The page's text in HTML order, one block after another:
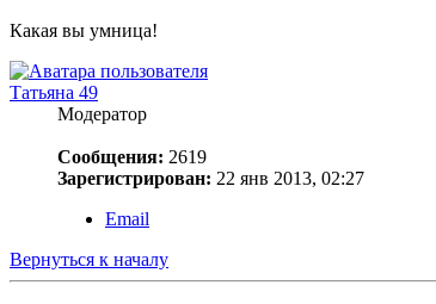
Какая вы умница!
Татьяна 49
Модератор
Сообщения: 2619
Зарегистрирован: 22 янв 2013, 02:27
Email
Вернуться к началу